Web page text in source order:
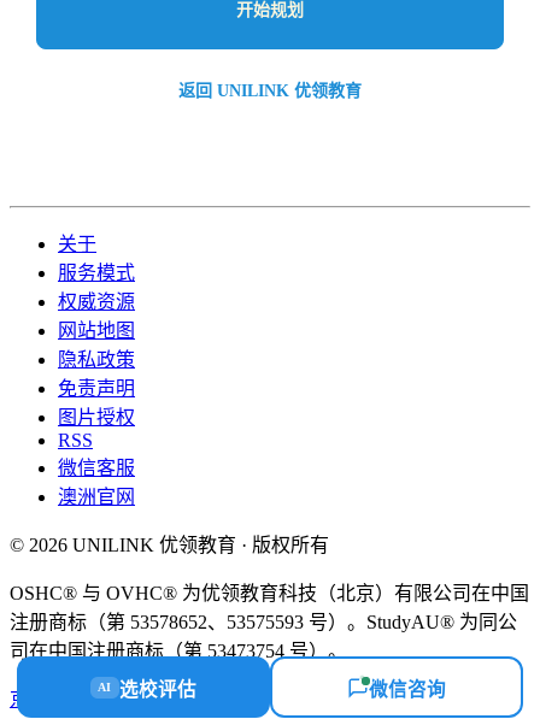
开始规划
返回 UNILINK 优领教育
关于
服务模式
权威资源
网站地图
隐私政策
免责声明
图片授权
RSS
微信客服
澳洲官网
© 2026 UNILINK 优领教育 · 版权所有
OSHC® 与 OVHC® 为优领教育科技（北京）有限公司在中国
注册商标（第 53578652、53575593 号）。StudyAU® 为同公
司在中国注册商标（第 53473754 号）。
京ICP备18058112号
AI 选校评估 微信咨询